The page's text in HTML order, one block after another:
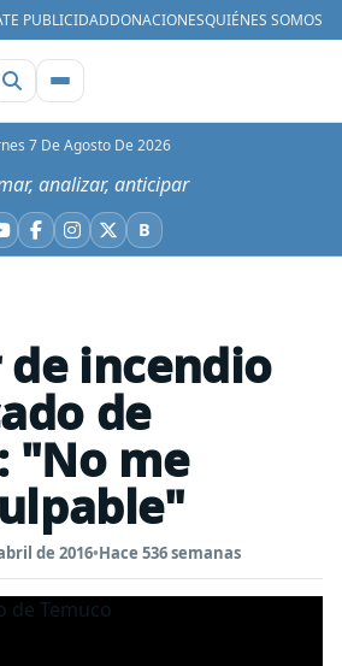
PUBLICIDADDONACIONESQUIÉNES SOMOS
7 De Agosto De 2026
analizar, anticipar
Facebook
Instagram
X BBluesky
incendio
de
"No me
de 2016•Hace 536 semanas